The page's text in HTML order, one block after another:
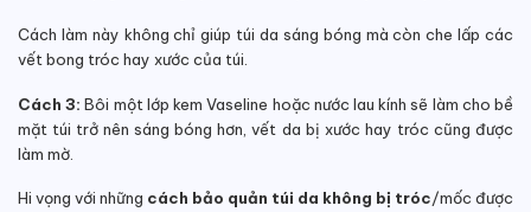
Cách làm này không chỉ giúp túi da sáng bóng mà còn che lấp các
vết bong tróc hay xước của túi.
Cách 3:Bôi một lớp kem Vaseline hoặc nước lau kính sẽ làm cho bề
mặt túi trở nên sáng bóng hơn, vết da bị xước hay tróc cũng được
làm mờ.
Hi vọng với những cách bảo quản túi da không bị tróc/mốc được